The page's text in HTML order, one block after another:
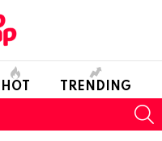
HOT TRENDING